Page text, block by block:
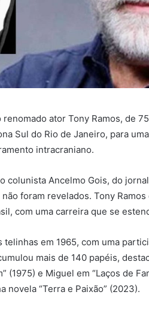
renomado ator Tony Ramos, de
Sul do Rio de Janeiro, para
intracraniano.
colunista Ancelmo Gois, do
foram revelados. Tony
com uma carreira que se
em 1965, com uma
mais de 140 papéis,
(1975) e Miguel em “Laços de
novela “Terra e Paixão” (2023).